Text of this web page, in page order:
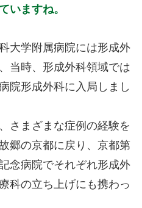
いますね。
大学附属病院には形成外
当時、形成外科領域では
院形成外科に入局しまし
さまざまな症例の経験を
郷の京都に戻り、京都第
念病院でそれぞれ形成外
科の立ち上げにも携わっ